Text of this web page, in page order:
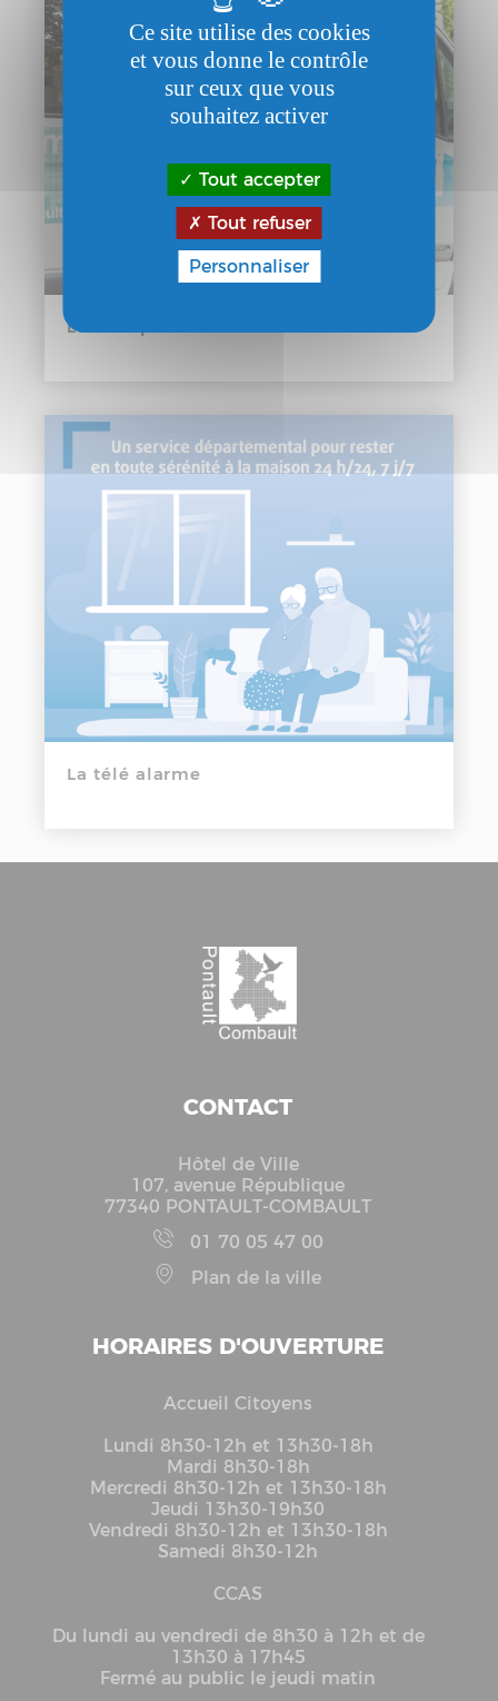
Le transport à la demande
La télé alarme
CONTACT
Hôtel de Ville
107, avenue République
77340 PONTAULT-COMBAULT
01 70 05 47 00
Plan de la ville
HORAIRES D'OUVERTURE
Accueil Citoyens
Lundi 8h30-12h et 13h30-18h
Mardi 8h30-18h
Mercredi 8h30-12h et 13h30-18h
Jeudi 13h30-19h30
Vendredi 8h30-12h et 13h30-18h
Samedi 8h30-12h
CCAS
Du lundi au vendredi de 8h30 à 12h et de
13h30 à 17h45
Fermé au public le jeudi matin
Ce site utilise des cookies
et vous donne le contrôle
sur ceux que vous
souhaitez activer
Tout accepter
Tout refuser
Personnaliser